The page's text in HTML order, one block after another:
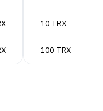
10 TRX
100 TRX